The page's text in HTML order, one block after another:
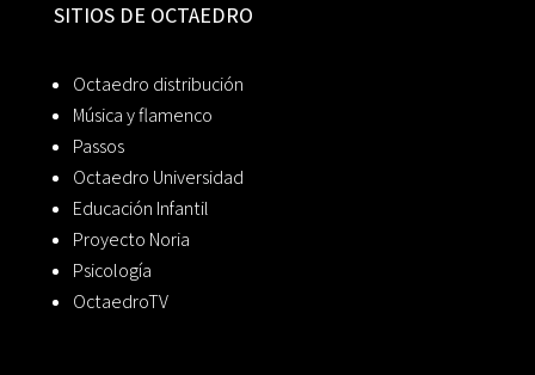
SITIOS DE OCTAEDRO
Octaedro distribución
Música y flamenco
Passos
Octaedro Universidad
Educación Infantil
Proyecto Noria
Psicología
OctaedroTV